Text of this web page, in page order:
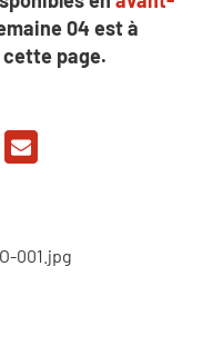
04 est à
page.